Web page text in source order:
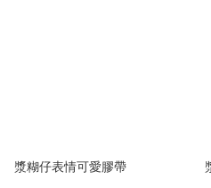
漿糊仔表情可愛膠帶